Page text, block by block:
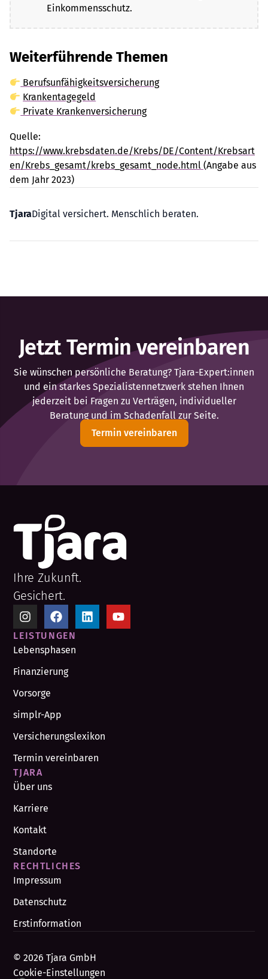
Einkommensschutz.
Weiterführende Themen
Berufsunfähigkeitsversicherung
Krankentagegeld
Private Krankenversicherung
Quelle:
https://www.krebsdaten.de/Krebs/DE/Content/Krebsart
en/Krebs_gesamt/krebs_gesamt_node.html (Angabe aus
dem Jahr 2023)
TjaraDigital versichert. Menschlich beraten.
Jetzt Termin vereinbaren
Sie wünschen persönliche Beratung? Tjara-Expert:innen
und ein starkes Spezialistennetzwerk stehen Ihnen
jederzeit bei Fragen zu Verträgen, individueller
Beratung und im Schadenfall zur Seite.
Termin vereinbaren
Ihre Zukunft.
Gesichert.
LEISTUNGEN
Lebensphasen
Finanzierung
Vorsorge
simplr-App
Versicherungslexikon
Termin vereinbaren
TJARA
Über uns
Karriere
Kontakt
Standorte
RECHTLICHES
Impressum
Datenschutz
Erstinformation
© 2026 Tjara GmbH
Cookie-Einstellungen